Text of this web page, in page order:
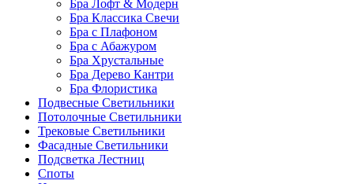
Бра Лофт & Модерн
Бра Классика Свечи
Бра с Плафоном
Бра с Абажуром
Бра Хрустальные
Бра Дерево Кантри
Бра Флористика
Подвесные Светильники
Потолочные Светильники
Трековые Светильники
Фасадные Светильники
Подсветка Лестниц
Споты